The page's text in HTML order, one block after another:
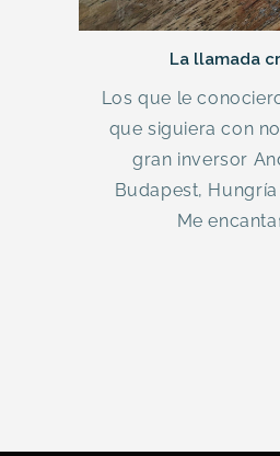
La llamada
Los que le
que siguiera con
gran inversor
Budapest,
Me